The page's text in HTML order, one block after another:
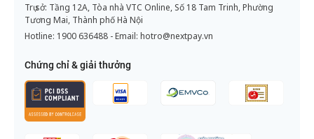
Trụ sở: Tầng 12A, Tòa nhà VTC Online, Số 18 Tam Trinh, Phường
Tương Mai, Thành phố Hà Nội
Hotline: 1900 636488 - Email: hotro@nextpay.vn
Chứng chỉ & giải thưởng